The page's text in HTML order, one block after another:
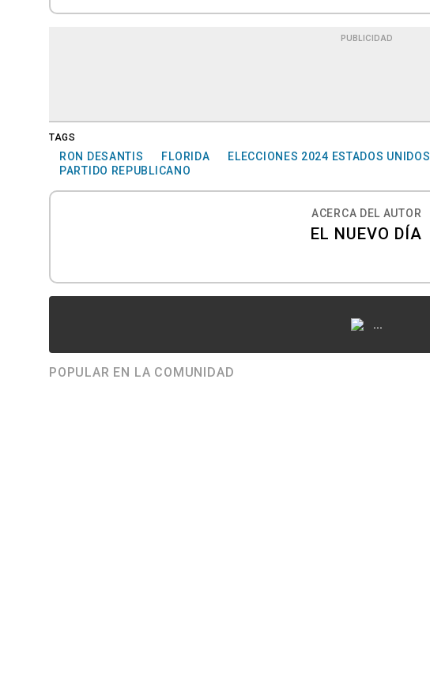
PUBLICIDAD
TAGS
RON DESANTIS FLORIDA ELECCIONES 2024 ESTADOS UNIDOS
PARTIDO REPUBLICANO
ACERCA DEL AUTOR
EL NUEVO DÍA
...
POPULAR EN LA COMUNIDAD